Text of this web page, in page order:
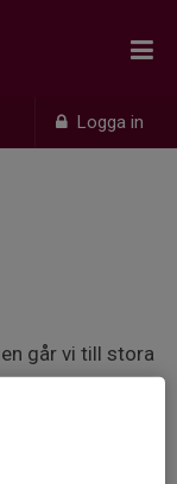
Logga in
går vi till stora